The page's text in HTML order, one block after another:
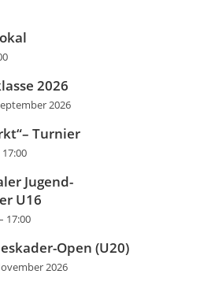
2026
2026
Turnier
17:00
Jugend-
U16
17:00
Open (U20)
2026